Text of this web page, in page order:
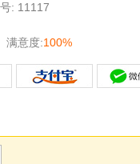
: 11117
满意度:100%